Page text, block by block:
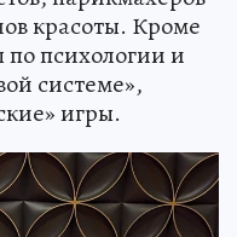
красоты. Кроме
по психологии и
системе»,
игры.